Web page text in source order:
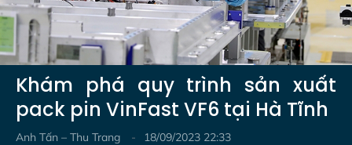
Video
Khám phá quy trình sản xuất
pack pin VinFast VF6 tại Hà Tĩnh
Anh Tấn – Thu Trang
18/09/2023 22:33